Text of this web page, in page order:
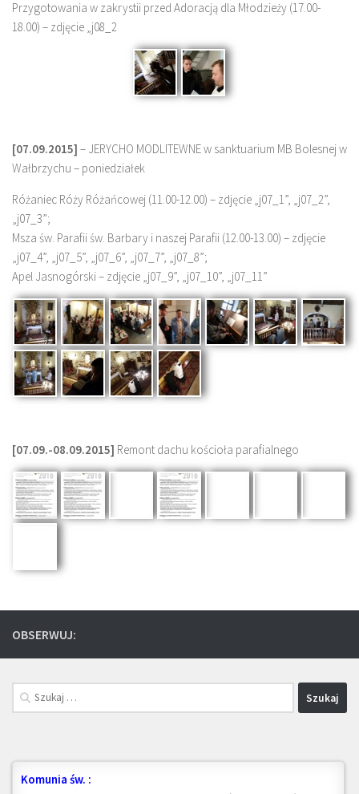
Przygotowania w zakrystii przed Adoracją dla Młodzieży (17.00-
18.00) – zdjęcie „j08_2
[07.09.2015] – JERYCHO MODLITEWNE w sanktuarium MB Bolesnej w
Wałbrzychu – poniedziałek
Różaniec Róży Różańcowej (11.00-12.00) – zdjęcie „j07_1”, „j07_2”,
„j07_3”;
Msza św. Parafii św. Barbary i naszej Parafii (12.00-13.00) – zdjęcie
„j07_4”, „j07_5”, „j07_6”, „j07_7”, „j07_8”;
Apel Jasnogórski – zdjęcie „j07_9”, „j07_10”, „j07_11”
[07.09.-08.09.2015] Remont dachu kościoła parafialnego
OBSERWUJ:
Szukaj:
Komunia św. :